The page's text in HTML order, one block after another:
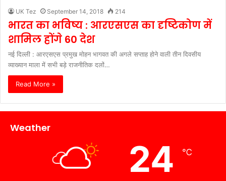
UK Tez September 14, 2018 214
भारत का भविष्य : आरएसएस का दृष्टिकोण में
शामिल होंगे 60 देश
नई दिल्ली : आरएसएस प्रमुख मोहन भागवत की अगले सप्ताह होने वाली तीन दिवसीय
व्याख्यान माला में सभी बड़े राजनीतिक दलों…
Read More »
Weather
24 ℃